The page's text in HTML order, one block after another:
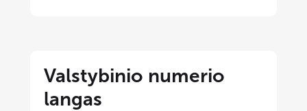
Valstybinio numerio
langas